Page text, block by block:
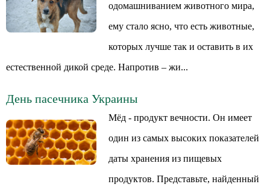
одомашниванием животного мира,
ему стало ясно, что есть животные,
которых лучше так и оставить в их
естественной дикой среде. Напротив – жи...
День пасечника Украины
Мёд - продукт вечности. Он имеет
один из самых высоких показателей
даты хранения из пищевых
продуктов. Представьте, найденный